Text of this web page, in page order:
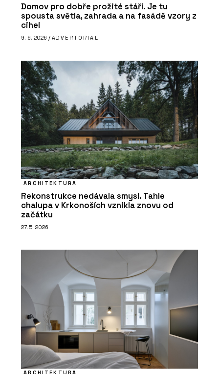
Domov pro dobře prožité stáří. Je tu
spousta světla, zahrada a na fasádě vzory z
cihel
9. 6. 2026 / ADVERTORIAL
ARCHITEKTURA
Rekonstrukce nedávala smysl. Tahle
chalupa v Krkonoších vznikla znovu od
začátku
27. 5. 2026
ARCHITEKTURA